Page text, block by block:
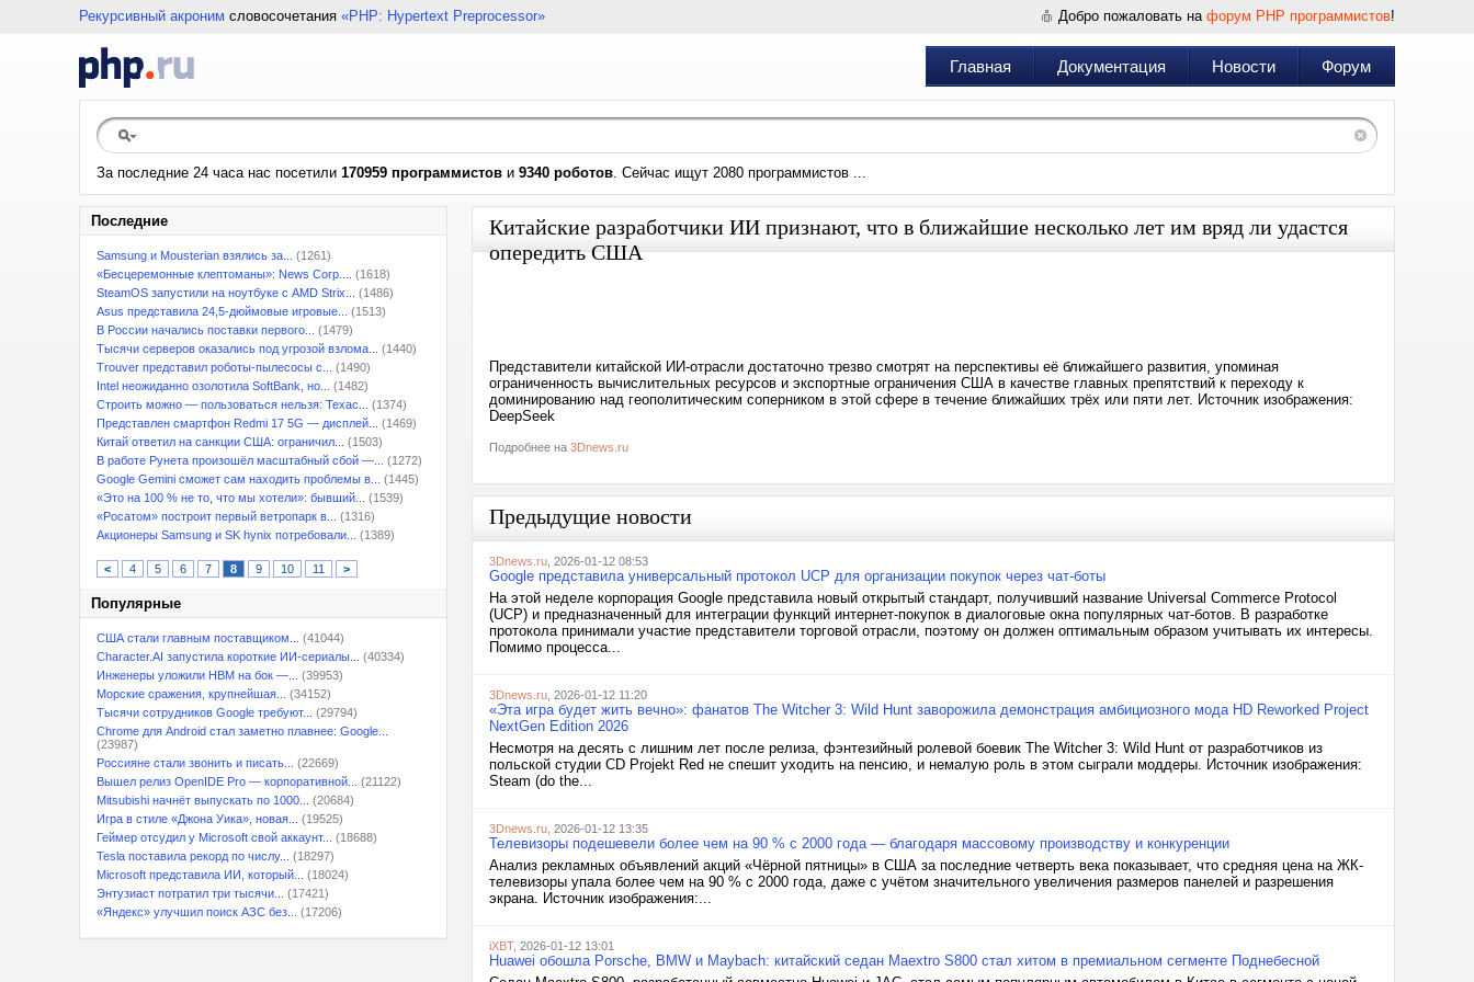
Рекурсивный акроним словосочетания «PHP: Hypertext Preprocessor» Добро пожаловать на форум PHP программистов!
Главная Документация Новости Форум
За последние 24 часа нас посетили 170959 программистов и 9340 роботов. Сейчас ищут 2080 программистов ...
Последние
Samsung и Mousterian взялись за...
(1261)
«Бесцеремонные клептоманы»: News Corp....
(1618)
SteamOS запустили на ноутбуке с AMD Strix...
(1486)
Asus представила 24,5-дюймовые игровые...
(1513)
В России начались поставки первого...
(1479)
Тысячи серверов оказались под угрозой взлома...
(1440)
Trouver представил роботы-пылесосы с...
(1490)
Intel неожиданно озолотила SoftBank, но...
(1482)
Строить можно — пользоваться нельзя: Техас...
(1374)
Представлен смартфон Redmi 17 5G — дисплей...
(1469)
Китай ответил на санкции США: ограничил...
(1503)
В работе Рунета произошёл масштабный сбой —...
(1272)
Google Gemini сможет сам находить проблемы в...
(1445)
«Это на 100 % не то, что мы хотели»: бывший...
(1539)
«Росатом» построит первый ветропарк в...
(1316)
Акционеры Samsung и SK hynix потребовали...
(1389)
< 4 5 6 7 8 9 10 11 >
Популярные
США стали главным поставщиком...
(41044)
Character.AI запустила короткие ИИ-сериалы...
(40334)
Инженеры уложили HBM на бок —...
(39953)
Морские сражения, крупнейшая...
(34152)
Тысячи сотрудников Google требуют...
(29794)
Chrome для Android стал заметно плавнее: Google...
(23987)
Россияне стали звонить и писать...
(22669)
Вышел релиз OpenIDE Pro — корпоративной...
(21122)
Mitsubishi начнёт выпускать по 1000...
(20684)
Игра в стиле «Джона Уика», новая...
(19525)
Геймер отсудил у Microsoft свой аккаунт...
(18688)
Tesla поставила рекорд по числу...
(18297)
Microsoft представила ИИ, который...
(18024)
Энтузиаст потратил три тысячи...
(17421)
«Яндекс» улучшил поиск АЗС без...
(17206)
Китайские разработчики ИИ признают, что в ближайшие несколько лет им вряд ли удастся
опередить США
Представители китайской ИИ-отрасли достаточно трезво смотрят на перспективы её ближайшего развития, упоминая
ограниченность вычислительных ресурсов и экспортные ограничения США в качестве главных препятствий к переходу к
доминированию над геополитическим соперником в этой сфере в течение ближайших трёх или пяти лет. Источник изображения:
DeepSeek
Подробнее на 3Dnews.ru
Предыдущие новости
3Dnews.ru , 2026-01-12 08:53
Google представила универсальный протокол UCP для организации покупок через чат-боты
На этой неделе корпорация Google представила новый открытый стандарт, получивший название Universal Commerce Protocol
(UCP) и предназначенный для интеграции функций интернет-покупок в диалоговые окна популярных чат-ботов. В разработке
протокола принимали участие представители торговой отрасли, поэтому он должен оптимальным образом учитывать их интересы.
Помимо процесса...
3Dnews.ru , 2026-01-12 11:20
«Эта игра будет жить вечно»: фанатов The Witcher 3: Wild Hunt заворожила демонстрация амбициозного мода HD Reworked Project
NextGen Edition 2026
Несмотря на десять с лишним лет после релиза, фэнтезийный ролевой боевик The Witcher 3: Wild Hunt от разработчиков из
польской студии CD Projekt Red не спешит уходить на пенсию, и немалую роль в этом сыграли моддеры. Источник изображения:
Steam (do the...
3Dnews.ru , 2026-01-12 13:35
Телевизоры подешевели более чем на 90 % с 2000 года — благодаря массовому производству и конкуренции
Анализ рекламных объявлений акций «Чёрной пятницы» в США за последние четверть века показывает, что средняя цена на ЖК-
телевизоры упала более чем на 90 % с 2000 года, даже с учётом значительного увеличения размеров панелей и разрешения
экрана. Источник изображения:...
iXBT, 2026-01-12 13:01
Huawei обошла Porsche, BMW и Maybach: китайский седан Maextro S800 стал хитом в премиальном сегменте Поднебесной